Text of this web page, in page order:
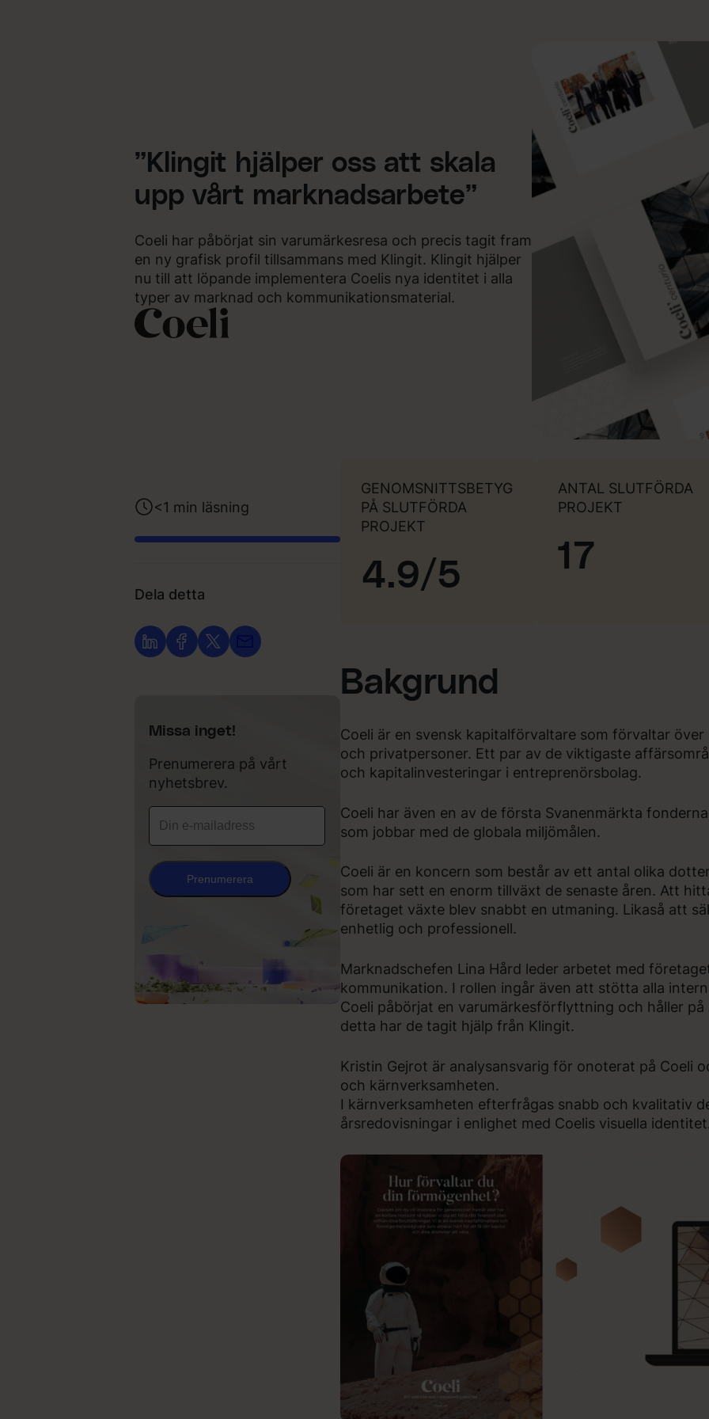
”Klingit hjälper oss att skala
upp vårt marknadsarbete”
Coeli har påbörjat sin varumärkesresa och precis tagit fram
en ny grafisk profil tillsammans med Klingit. Klingit hjälper
nu till att löpande implementera Coelis nya identitet i alla
typer av marknad och kommunikationsmaterial.
<1 min läsning
Dela detta
Missa inget!
Prenumerera på vårt
nyhetsbrev.
Prenumerera
GENOMSNITTSBETYG
PÅ SLUTFÖRDA
PROJEKT
4.9/5
ANTAL SLUTFÖRDA
PROJEKT
17
Bakgrund
Coeli är en svensk kapitalförvaltare som förvaltar
och privatpersoner. Ett par av de viktigaste
och kapitalinvesteringar i entreprenörsbolag.
Coeli har även en av de första Svanenmärkta
som jobbar med de globala miljömålen.
Coeli är en koncern som består av ett antal olika
som har sett en enorm tillväxt de senaste åren. Att
företaget växte blev snabbt en utmaning. Likaså att
enhetlig och professionell.
Marknadschefen Lina Hård leder arbetet med
kommunikation. I rollen ingår även att stötta alla
Coeli påbörjat en varumärkesförflyttning och håller på
detta har de tagit hjälp från Klingit.
Kristin Gejrot är analysansvarig för onoterat på Coeli
och kärnverksamheten.
I kärnverksamheten efterfrågas snabb och kvalitativ
årsredovisningar i enlighet med Coelis visuella